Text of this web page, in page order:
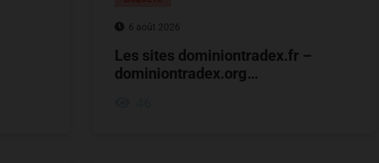
6 août 2026
Les sites dominiontradex.fr –
dominiontradex.org…